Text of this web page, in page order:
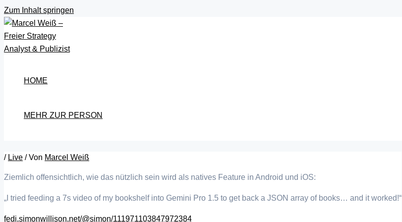
Zum Inhalt springen
HOME
MEHR ZUR PERSON
/ Live / Von Marcel Weiß
Ziemlich offensichtlich, wie das nützlich sein wird als natives Feature in Android und iOS:
„I tried feeding a 7s video of my bookshelf into Gemini Pro 1.5 to get back a JSON array of books… and it worked!“
fedi.simonwillison.net/@simon/111971103847972384